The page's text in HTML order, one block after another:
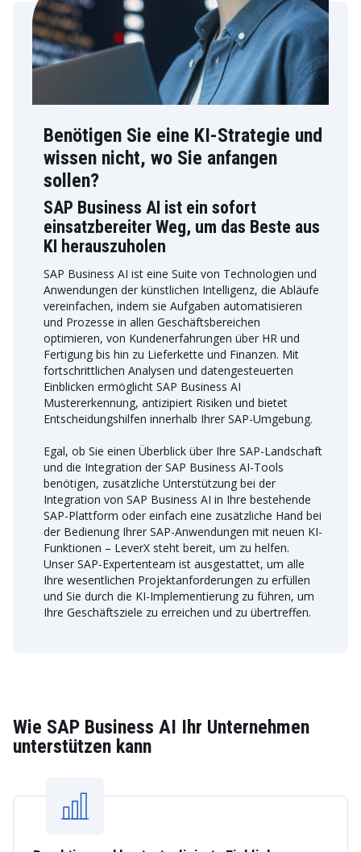
Benötigen Sie eine KI-Strategie und
wissen nicht, wo Sie anfangen
sollen?
SAP Business AI ist ein sofort
einsatzbereiter Weg, um das Beste aus
KI herauszuholen
SAP Business AI ist eine Suite von Technologien und
Anwendungen der künstlichen Intelligenz, die Abläufe
vereinfachen, indem sie Aufgaben automatisieren
und Prozesse in allen Geschäftsbereichen
optimieren, von Kundenerfahrungen über HR und
Fertigung bis hin zu Lieferkette und Finanzen. Mit
fortschrittlichen Analysen und datengesteuerten
Einblicken ermöglicht SAP Business AI
Mustererkennung, antizipiert Risiken und bietet
Entscheidungshilfen innerhalb Ihrer SAP-Umgebung.
Egal, ob Sie einen Überblick über Ihre SAP-Landschaft
und die Integration der SAP Business AI-Tools
benötigen, zusätzliche Unterstützung bei der
Integration von SAP Business AI in Ihre bestehende
SAP-Plattform oder einfach eine zusätzliche Hand bei
der Bedienung Ihrer SAP-Anwendungen mit neuen KI-
Funktionen – LeverX steht bereit, um zu helfen.
Unser SAP-Expertenteam ist ausgestattet, um alle
Ihre wesentlichen Projektanforderungen zu erfüllen
und Sie durch die KI-Implementierung zu führen, um
Ihre Geschäftsziele zu erreichen und zu übertreffen.
Wie SAP Business AI Ihr Unternehmen
unterstützen kann